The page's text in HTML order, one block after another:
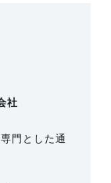
社
門とした通